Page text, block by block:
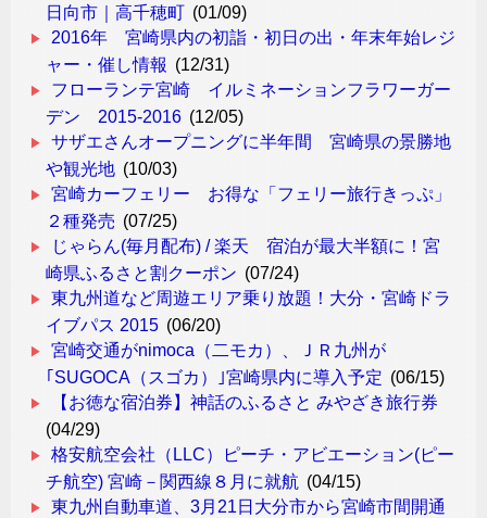
日向市｜高千穂町 (01/09)
2016年 宮崎県内の初詣・初日の出・年末年始レジ
ャー・催し情報 (12/31)
フローランテ宮崎 イルミネーションフラワーガー
デン 2015-2016 (12/05)
サザエさんオープニングに半年間 宮崎県の景勝地
や観光地 (10/03)
宮崎カーフェリー お得な「フェリー旅行きっぷ」
２種発売 (07/25)
じゃらん(毎月配布) / 楽天 宿泊が最大半額に！宮
崎県ふるさと割クーポン (07/24)
東九州道など周遊エリア乗り放題！大分・宮崎ドラ
イブパス 2015 (06/20)
宮崎交通がnimoca（二モカ）、ＪＲ九州が
｢SUGOCA（スゴカ）｣宮崎県内に導入予定 (06/15)
【お徳な宿泊券】神話のふるさと みやざき旅行券
(04/29)
格安航空会社（LLC）ピーチ・アビエーション(ピー
チ航空) 宮崎－関西線８月に就航 (04/15)
東九州自動車道、3月21日大分市から宮崎市間開通